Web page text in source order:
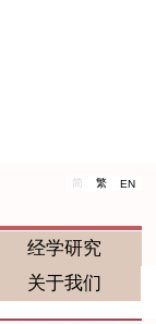
简 繁 EN
经学研究
关于我们